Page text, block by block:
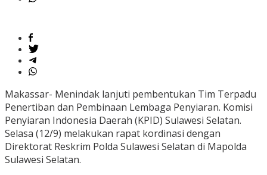
Makassar- Menindak lanjuti pembentukan Tim Terpadu
Penertiban dan Pembinaan Lembaga Penyiaran. Komisi
Penyiaran Indonesia Daerah (KPID) Sulawesi Selatan.
Selasa (12/9) melakukan rapat kordinasi dengan
Direktorat Reskrim Polda Sulawesi Selatan di Mapolda
Sulawesi Selatan.